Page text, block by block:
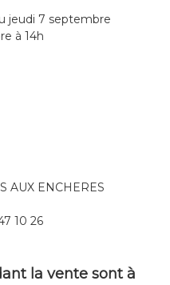
jeudi 7 septembre
à 14h
AUX ENCHERES
10 26
la vente sont à